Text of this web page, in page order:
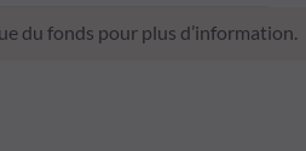
du fonds pour plus d’information.